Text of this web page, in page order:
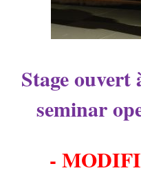
Stage
seminar
-